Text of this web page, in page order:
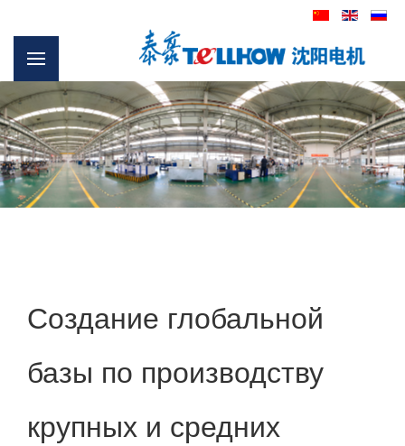
Создание глобальной
базы по производству
крупных и средних